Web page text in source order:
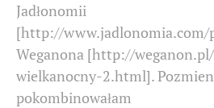
Jadłonomii
[http://
Weganona [http://
wielkanocny-2.html].
pokombinowałam